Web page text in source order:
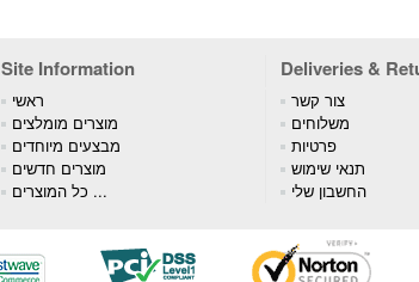
Site Information Deliveries &
ראשי
מוצרים מומלצים
מבצעים מיוחדים
מוצרים חדשים
כל המוצרים ...
צור קשר
משלוחים
פרטיות
תנאי שימוש
החשבון שלי